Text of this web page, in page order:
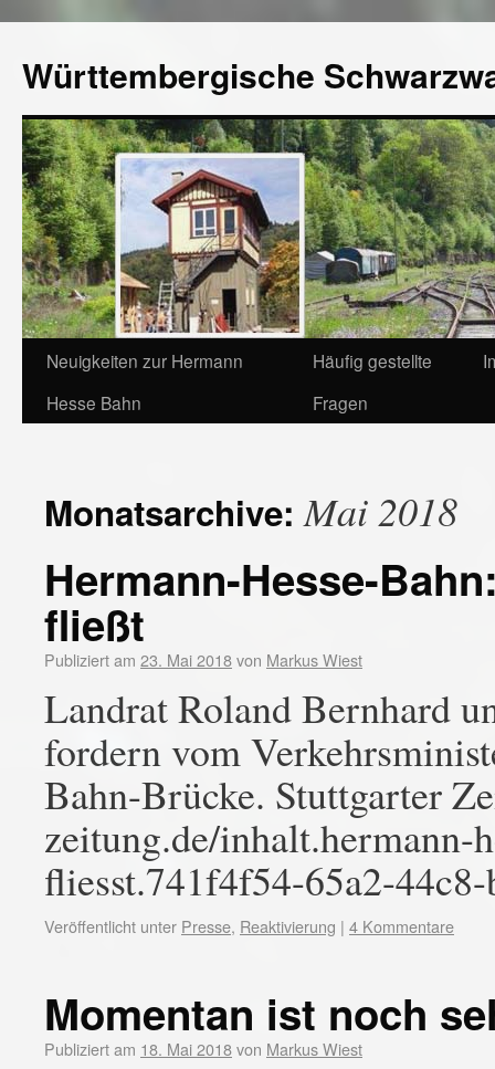
Württembergische
Neuigkeiten zur Hermann
Hesse Bahn
Häufig gestellte
Fragen
Monatsarchive:Mai 2018
Hermann-Hesse-
fließt
Publiziert am 23. Mai 2018von Markus Wiest
Landrat Roland Bernhard
fordern vom
Bahn-Brücke. Stuttgarter
zeitung.de/inhalt.hermann-
fliesst.741f4f54-65a2-
Veröffentlicht unter Presse, Reaktivierung | 4 Kommentare
Momentan ist noch
Publiziert am 18. Mai 2018von Markus Wiest